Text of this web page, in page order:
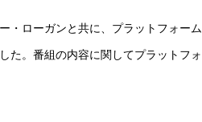
・ローガンと共に、プラットフォー
た。番組の内容に関してプラットフ